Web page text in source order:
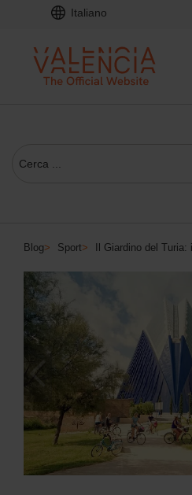
Italiano
Blog> Sport> Il Giardino del